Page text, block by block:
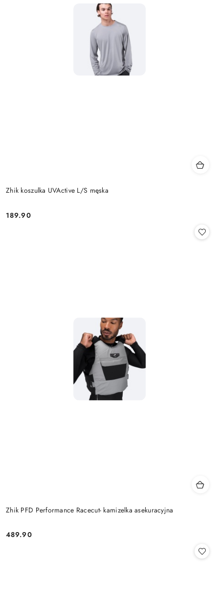
Zhik koszulka UVActive L/S męska
Cena:
189.90
Zhik PFD Performance Racecut- kamizelka asekuracyjna
Cena:
489.90